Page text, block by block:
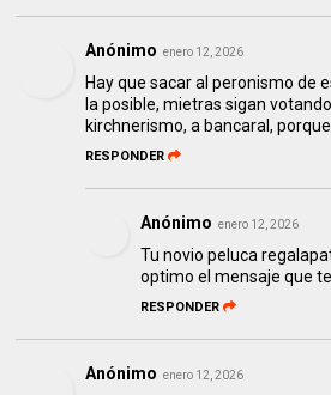
Anónimo enero 12, 2026
Hay que sacar al peronismo de
la posible, mietras sigan
kirchnerismo, a bancaral,
RESPONDER
Anónimo enero 12, 2026
Tu novio peluca
optimo el mensaje que
RESPONDER
Anónimo enero 12, 2026